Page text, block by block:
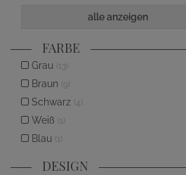
alle anzeigen
FARBE
Grau (13)
Braun (9)
Schwarz (4)
Weiß (1)
Blau (1)
DESIGN